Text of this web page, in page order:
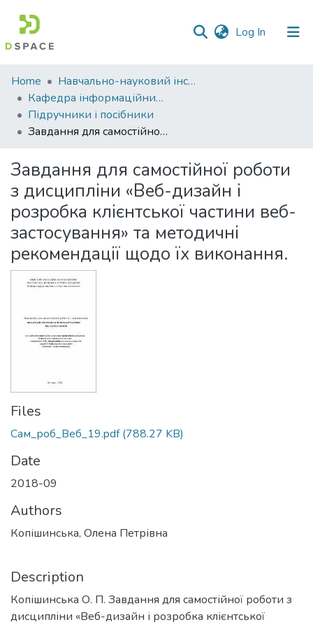
Log In (current)
Communities
&
Collections
All of DSpace
Statistics
Home
Навчально-науковий інститут економіки, управління, права та інформаційних технологій
Кафедра інформаційних систем та технологій
Підручники і посібники
Завдання для самостійної роботи з дисципліни «Веб-дизайн і розробка клієнтської частини веб-застосування» та методичні рекомендації щодо їх виконання.
Завдання для самостійної роботи
з дисципліни «Веб-дизайн і
розробка клієнтської частини веб-
застосування» та методичні
рекомендації щодо їх виконання.
Files
Сам_роб_Веб_19.pdf(788.27 KB)
Date
2018-09
Authors
Копішинська, Олена Петрівна
Description
Копішинська О. П. Завдання для самостійної роботи з
дисципліни «Веб-дизайн і розробка клієнтської